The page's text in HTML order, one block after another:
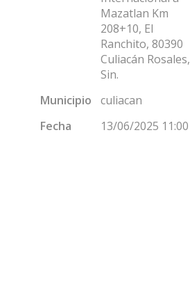
Mazatlan Km
208+10, El
Ranchito, 80390
Culiacán Rosales,
Sin.
Municipio
culiacan
Fecha
13/06/2025 11:00